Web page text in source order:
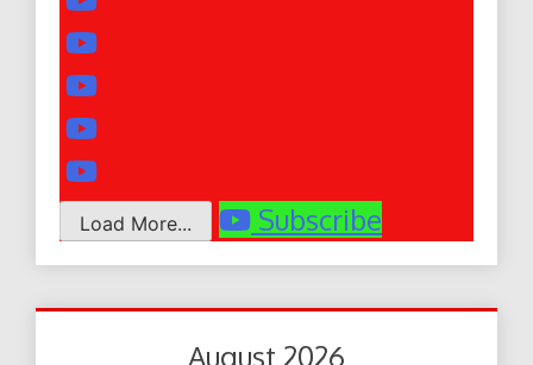
Load More... Subscribe
August 2026